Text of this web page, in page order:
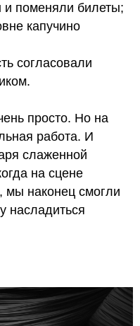
и поменяли билеты;
капучино
согласовали
просто. Но на
работа. И
слаженной
на сцене
мы наконец смогли
насладиться